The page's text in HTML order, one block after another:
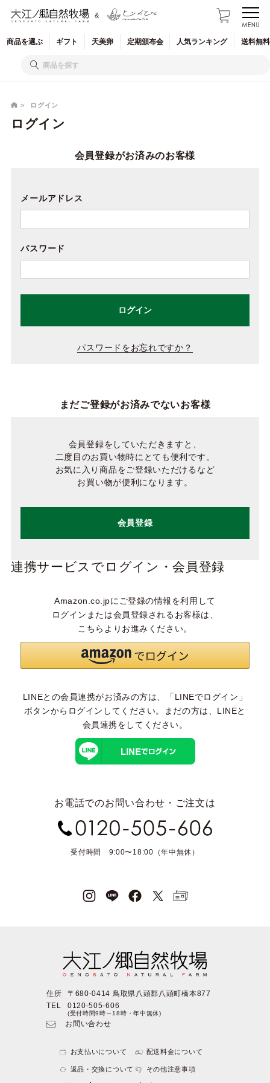
&
商品を選ぶ ギフト 天美卵 定期頒布会 人気ランキング 送料無
ログイン
ログイン
会員登録がお済みのお客様
メールアドレス
パスワード
ログイン
パスワードをお忘れですか？
まだご登録がお済みでないお客様
会員登録をしていただきますと、
二度目のお買い物時にとても便利です。
お気に入り商品をご登録いただけるなど
お買い物が便利になります。
会員登録
連携サービスでログイン・会員登録
Amazon.co.jpにご登録の情報を利用して
ログインまたは会員登録されるお客様は、
こちらよりお進みください。
LINEとの会員連携がお済みの方は、「LINEでログイン」
ボタンからログインしてください。まだの方は、 LINEと
会員連携をしてください。
お電話でのお問い合わせ・ご注文は
受付時間 9:00〜18:00（年中無休）
住所
〒680-0414 鳥取県八頭郡八頭町橋本877
TEL
0120-505-606
(受付時間9時～18時・年中無休)
お問い合わせ
お支払いについて 配送料金について
返品・交換について その他注意事項